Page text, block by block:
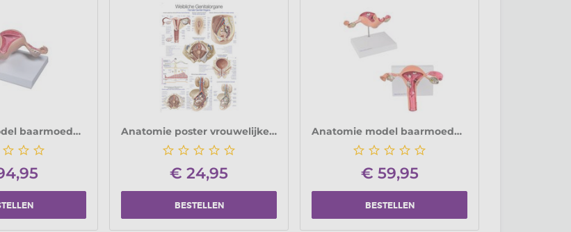
Anatomie model baarmoeder (23x16x6 cm) Anatomie poster vrouwelijke geslachtsorganen (Duits/Engels, papier, 50x70 cm) + ophangsysteem
€ 24,95
BESTELLEN
Anatomie model baarmoeder (16x12x15 cm)
€ 59,95
BESTELLEN